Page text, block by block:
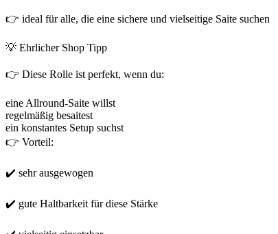
👉 ideal für alle, die eine sichere und vielseitige Saite suchen
💡 Ehrlicher Shop Tipp
👉 Diese Rolle ist perfekt, wenn du:
eine Allround-Saite willst
regelmäßig besaitest
ein konstantes Setup suchst
👉 Vorteil:
✔️ sehr ausgewogen
✔️ gute Haltbarkeit für diese Stärke